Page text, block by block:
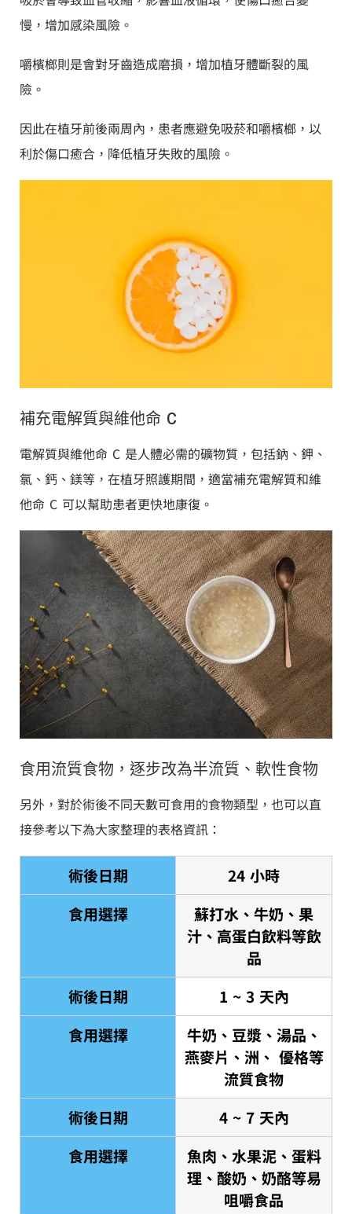
慢，增加感染風險。
嚼檳榔則是會對牙齒造成磨損，增加植牙體斷裂的風
險。
因此在植牙前後兩周內，患者應避免吸菸和嚼檳榔，以
利於傷口癒合，降低植牙失敗的風險。
補充電解質與維他命 C
電解質與維他命 C 是人體必需的礦物質，包括鈉、鉀、
氯、鈣、鎂等，在植牙照護期間，適當補充電解質和維
他命 C 可以幫助患者更快地康復。
食用流質食物，逐步改為半流質、軟性食物
另外，對於術後不同天數可食用的食物類型，也可以直
接參考以下為大家整理的表格資訊：
術後日期
24 小時
食用選擇
蘇打水、牛奶、果
汁、高蛋白飲料等飲
品
術後日期
1 ~ 3 天內
食用選擇
牛奶、豆漿、湯品、
燕麥片、洲、 優格等
流質食物
術後日期
4 ~ 7 天內
食用選擇
魚肉、水果泥、蛋料
理、酸奶、奶酪等易
咀嚼食品